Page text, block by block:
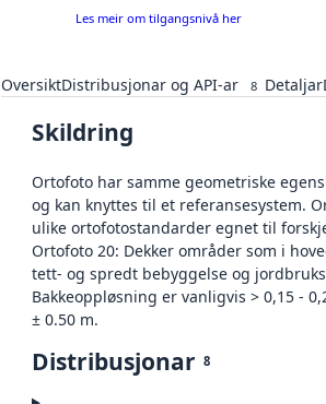
Les meir om tilgangsnivå her
OversiktDistribusjonar og API-ar 8 Detaljar
Skildring
Ortofoto har samme geometriske
og kan knyttes til et referansesystem.
ulike ortofotostandarder egnet til
Ortofoto 20: Dekker områder som i
tett- og spredt bebyggelse og
Bakkeoppløsning er vanligvis > 0,15 -
± 0.50 m.
Distribusjonar 8